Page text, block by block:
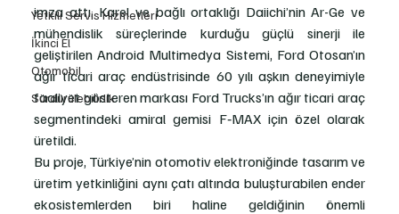
Yetkili Servis Hizmetleri
İkinci El
Otomobil
Sürdürülebilirlik
imza attı. Karel ve bağlı ortaklığı Daiichi’nin Ar-Ge ve
mühendislik süreçlerinde kurduğu güçlü sinerji ile
geliştirilen Android Multimedya Sistemi, Ford Otosan’ın
ağır ticari araç endüstrisinde 60 yılı aşkın deneyimiyle
faaliyet gösteren markası Ford Trucks’ın ağır ticari araç
segmentindeki amiral gemisi F‑MAX için özel olarak
üretildi.
Bu proje, Türkiye’nin otomotiv elektroniğinde tasarım ve
üretim yetkinliğini aynı çatı altında buluşturabilen ender
ekosistemlerden biri haline geldiğinin önemli